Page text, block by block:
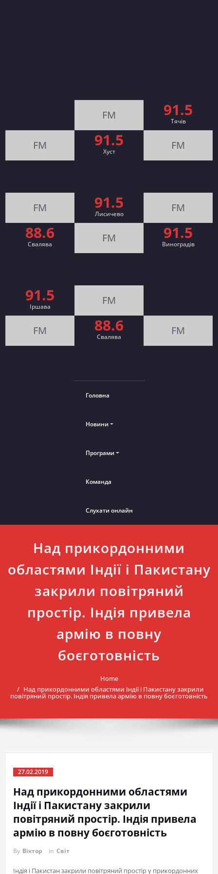
FM 91.5
Тячів
FM 91.5
Хуст FM
FM 91.5
Лисичево FM
88.6
Свалява FM 91.5
Виноградів
91.5
Іршава FM
FM 88.6
Cвалява FM
Головна
Новини
Програми
Команда
Слухати онлайн
Над прикордонними
областями Індії і Пакистану
закрили повітряний
простір. Індія привела
армію в повну
боєготовність
Home
Над прикордонними областями Індії і Пакистану закрили
повітряний простір. Індія привела армію в повну боєготовність
27.02.2019
Над прикордонними областями
Індії і Пакистану закрили
повітряний простір. Індія привела
армію в повну боєготовність
By Віктор in Світ
Індія і Пакистан закрили повітряний простір у прикордонних